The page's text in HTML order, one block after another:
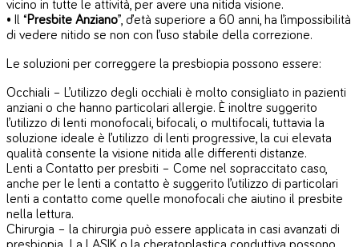
vicino in tutte le attività, per avere una nitida visione.
• Il “Presbite Anziano”, d’età superiore a 60 anni, ha l’impossibilità
di vedere nitido se non con l’uso stabile della correzione.
Le soluzioni per correggere la presbiopia possono essere:
Occhiali – L’utilizzo degli occhiali è molto consigliato in pazienti
anziani o che hanno particolari allergie. È inoltre suggerito
l’utilizzo di lenti monofocali, bifocali, o multifocali, tuttavia la
soluzione ideale è l’utilizzo di lenti progressive, la cui elevata
qualità consente la visione nitida alle differenti distanze.
Lenti a Contatto per presbiti – Come nel sopraccitato caso,
anche per le lenti a contatto è suggerito l’utilizzo di particolari
lenti a contatto come quelle monofocali che aiutino il presbite
nella lettura.
Chirurgia – la chirurgia può essere applicata in casi avanzati di